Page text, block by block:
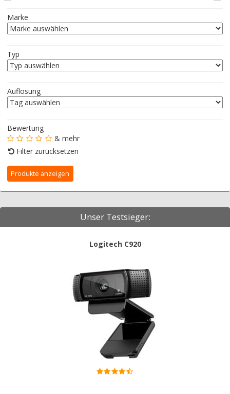
Marke
Typ
Auflösung
Bewertung
& mehr
Filter zurücksetzen
Unser Testsieger:
Logitech C920